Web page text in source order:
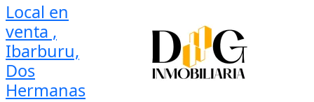
Local en
venta ,
Ibarburu,
Dos
Hermanas